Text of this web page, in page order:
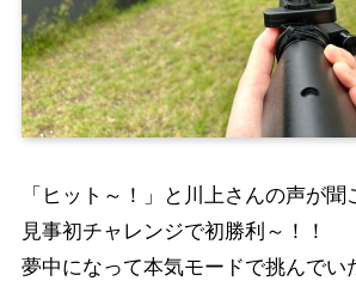
「ヒット～！」と川上さんの声が聞
見事初チャレンジで初勝利～！！
夢中になって本気モードで挑んでい